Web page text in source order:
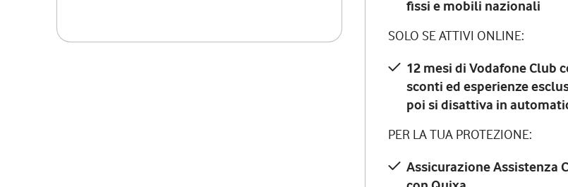
fissi e mobili nazionali
SOLO SE ATTIVI ONLINE:
12 mesi di Vodafone Club
sconti ed esperienze
poi si disattiva in
PER LA TUA PROTEZIONE:
Assicurazione Assistenza